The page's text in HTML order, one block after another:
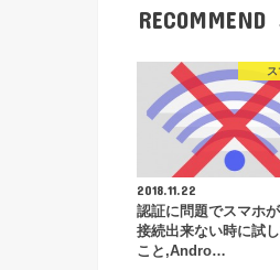
RECOMMEND
2018.11.22
認証に問題でスマホ
接続出来ない時に試
こと,Andro…